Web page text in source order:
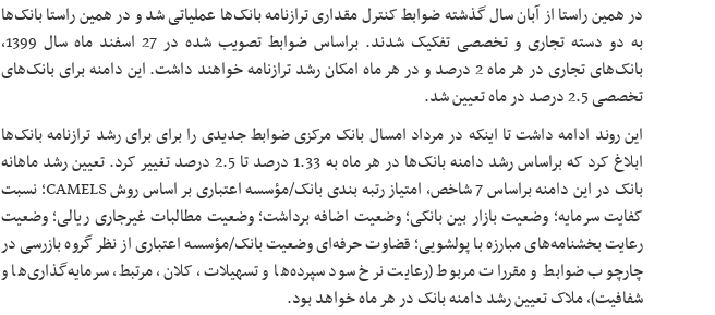
در همین راستا از آبان‌ سال گذشته ضوابط کنترل مقداری ترازنامه بانک‌ها عملیاتی شد و در همین راستا بانک‌ها
به دو دسته تجاری و تخصصی تفکیک شدند. براساس ضوابط تصویب شده در 27 اسفند ماه سال 1399،
بانک‌های تجاری در هر ماه 2 درصد و در هر ماه امکان رشد ترازنامه خواهند داشت. این دامنه برای بانک‌های
تخصصی 2.5 درصد در ماه تعیین شد.
این روند ادامه داشت تا اینکه در مرداد امسال بانک مرکزی ضوابط جدیدی را برای برای رشد ترازنامه بانک‌ها
ابلاغ کرد که براساس رشد دامنه بانک‌ها در هر ماه به 1.33 درصد تا 2.5 درصد تغییر کرد. تعیین رشد ماهانه
بانک در این دامنه براساس 7 شاخص، امتیاز رتبه بندی بانک‏/مؤسسه اعتباری بر اساس روش CAMELS؛ نسبت
کفایت سرمایه؛ وضعیت بازار بین بانکی؛ وضعیت اضافه برداشت؛ وضعیت مطالبات غیرجاری ریالی؛ وضعیت
رعایت بخشنامه‌های مبارزه با پولشویی؛ قضاوت حرفه‌ای وضعیت بانک‏/مؤسسه اعتباری از نظر گروه بازرسی در
چارچوب ضوابط و مقررات مربوط (رعایت نرخ سود سپرده‌ها و تسهیلات، کلان، مرتبط، سرمایه‌گذاری‌ها و
شفافیت)، ملاک تعیین رشد دامنه بانک در هر ماه خواهد بود.